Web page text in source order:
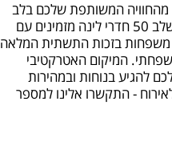
המשותפת שלכם בלב
המושב. אנחנו בבית הארחה נורדיה גאים להציע לכם מתחם אירוח מושלם המשלב 50 חדרי לינה מזמינים עם
משפחות בזכות התשתית המלאה
המיקום האטרקטיבי
להגיע בנוחות ובמהירות
- התקשרו אלינו למספר